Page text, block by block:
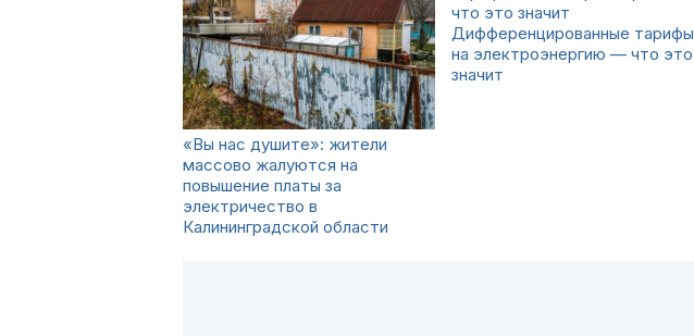
«Вы нас душите»: жители
массово жалуются на
повышение платы за
электричество в
Калининградской области
Дифференцированные тарифы
на электроэнергию — что это
значит